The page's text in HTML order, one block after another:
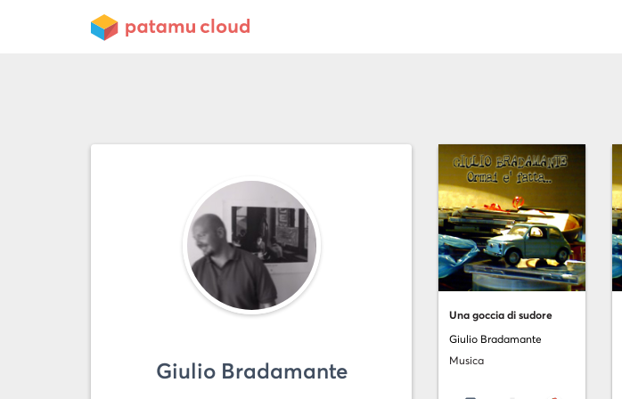
Giulio Bradamante
Una goccia di sudore
Giulio Bradamante
Musica